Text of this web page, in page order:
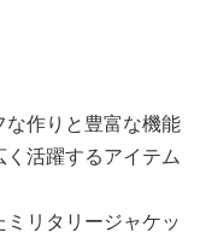
な作りと豊富な機能
活躍するアイテム
リタリージャケッ